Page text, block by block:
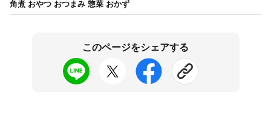
角煮 おやつ おつまみ 惣菜 おかず
このページをシェアする